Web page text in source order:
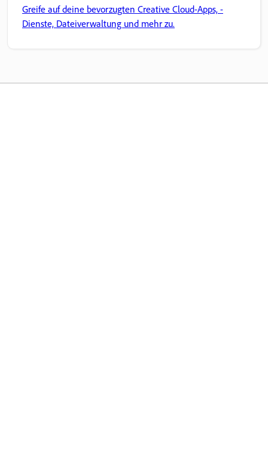
Greife auf deine bevorzugten Creative Cloud-Apps, -
Dienste, Dateiverwaltung und mehr zu.